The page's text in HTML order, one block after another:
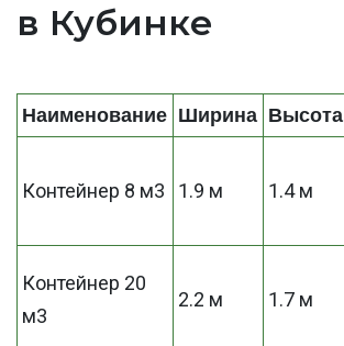
в Кубинке
Наименование Ширина Высота
Контейнер 8 м3 1.9 м 1.4 м
Контейнер 20
м3
2.2 м 1.7 м